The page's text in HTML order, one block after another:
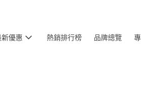
新優惠 熱銷排行榜 品牌總覽